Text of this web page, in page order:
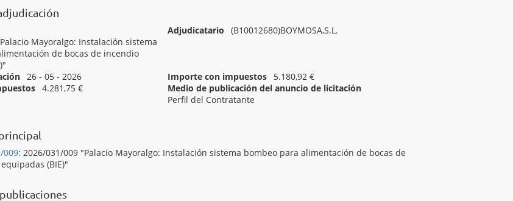
Mayoralgo: Instalación sistema
de bocas de incendio
Adjudicatario (B10012680)BOYMOSA,S.L.
26 - 05 - 2026 Importe con impuestos
5.180,92 €
4.281,75 €
Medio de publicación del anuncio de licitación
Perfil del Contratante
009: 2026/031/009 "Palacio Mayoralgo: Instalación sistema bombeo para alimentación de bocas de
(BIE)"